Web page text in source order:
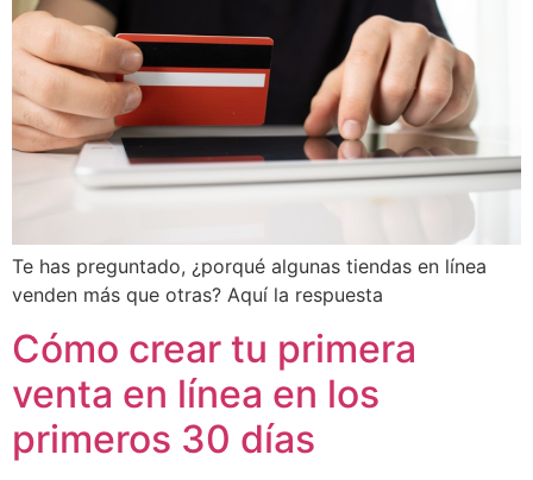
Te has preguntado, ¿porqué algunas tiendas en línea
venden más que otras? Aquí la respuesta
Cómo crear tu primera
venta en línea en los
primeros 30 días